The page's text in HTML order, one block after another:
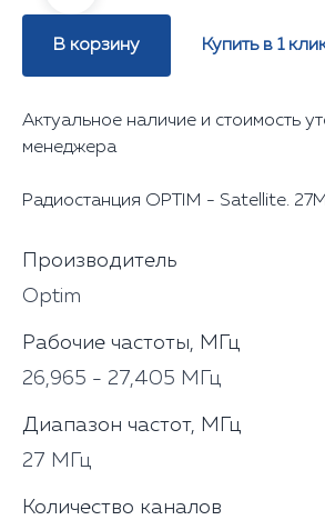
В корзину Купить в 1
Актуальное наличие и стоимость
менеджера
Радиостанция OPTIM - Satellite.
Производитель
Optim
Рабочие частоты, МГц
26,965 - 27,405 МГц
Диапазон частот, МГц
27 МГц
Количество каналов